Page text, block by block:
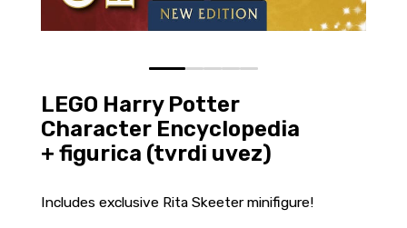
0 1 2 3 4
LEGO Harry Potter
Character Encyclopedia
+ figurica (tvrdi uvez)
Includes exclusive Rita Skeeter minifigure!